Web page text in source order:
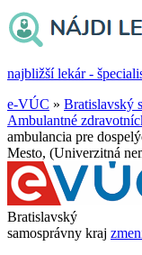
najbližší lekár -
e-VÚC » Bratislavský
Ambulantné
ambulancia pre
Mesto, (Univerzitná
Bratislavský
samosprávny kraj